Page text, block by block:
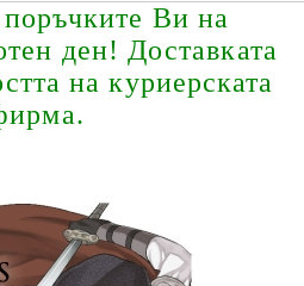
Ви на
ден! Доставката
на куриерската